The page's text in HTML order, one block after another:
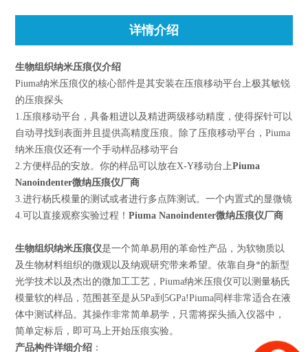
详情介绍
生物组织纳米压痕仪介绍
Piuma纳米压痕仪的核心部件是其安装在压痕移动平台上极其敏锐
的压痕探头
1.压痕移动平台，具备粗进以及精进两级移动精度，使得探针可以
自动寻找到表面并且提供高精度压痕。除了压痕移动平台，Piuma
纳米压痕仪还有一个手动样品移动平台
2.方便样品的安放。你的样品可以放在X-Y移动台上Piuma
Nanoindenter微纳压痕仪厂商
3.进行杨氏模量的测试或者进行多点阵测试。一个内置式的显微镜
4.可以直接观察实验过程！Piuma Nanoindenter微纳压痕仪厂商
生物组织纳米压痕仪是一个简单易用的革命性产品，为软物质以
及生物材料组织的微观以及纳观研究带来希望。依靠自身*的新型
光学技术以及杰出的微加工工艺，Piuma纳米压痕仪可以测量杨氏
模量软的样品，范围甚至是从5Pa到5GPa!Piuma同样非常适合在液
体中测试样品。其操作非常简单易学，只需将探头插入仪器中，
简单定标后，即可马上开始压痕实验。
产品构件详细介绍 ：